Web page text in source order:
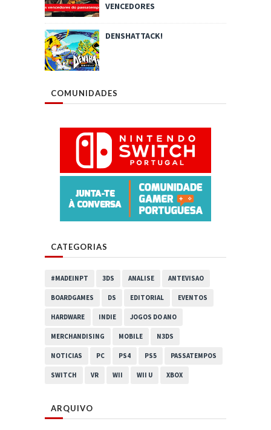
VENCEDORES
DENSHATTACK!
COMUNIDADES
CATEGORIAS
#MADEINPT 3DS ANALISE ANTEVISAO
BOARDGAMES DS EDITORIAL EVENTOS
HARDWARE INDIE JOGOS DO ANO
MERCHANDISING MOBILE N3DS
NOTICIAS PC PS4 PS5 PASSATEMPOS
SWITCH VR WII WII U XBOX
ARQUIVO